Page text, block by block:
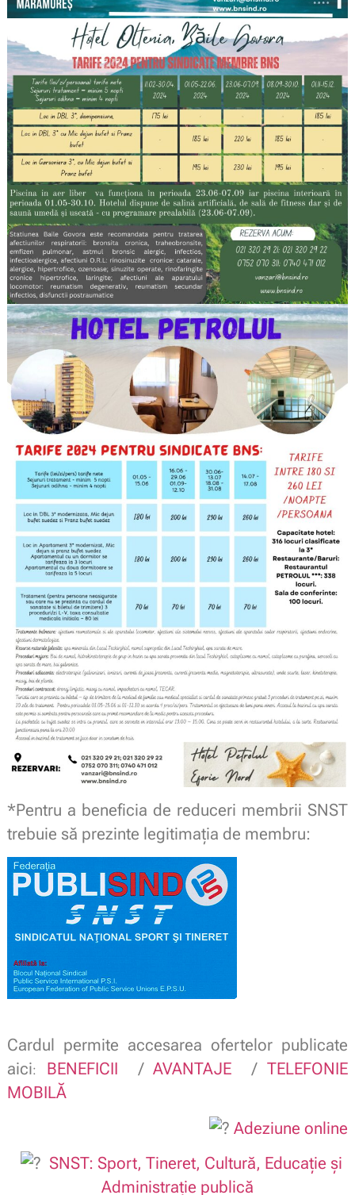
*Pentru a beneficia de reduceri membrii SNST
trebuie să prezinte legitimaţia de membru:
Cardul permite accesarea ofertelor publicate
aici: BENEFICII /AVANTAJE /TELEFONIE
MOBILĂ
Adeziune online
SNST: Sport, Tineret, Cultură, Educație și
Administrație publică